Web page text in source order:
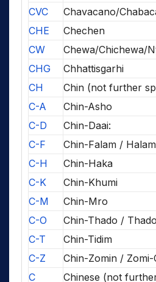
CVC
Chavacano/
CHE
Chechen
CW
Chewa/Chichewa/
CHG
Chhattisgarhi
CH
Chin (not further
C-A
Chin-Asho
C-D
Chin-Daai:
C-F
Chin-Falam / Halam
C-H
Chin-Haka
C-K
Chin-Khumi
C-M
Chin-Mro
C-O
Chin-Thado /
C-T
Chin-Tidim
C-Z
Chin-Zomin / Zomi-
C
Chinese (not